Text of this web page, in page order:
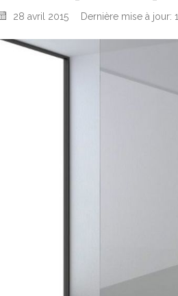
28 avril 2015 Dernière mise à jour: